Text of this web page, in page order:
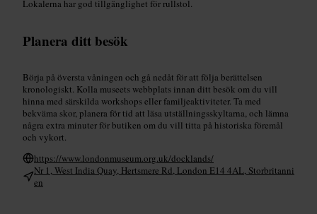
Lokalerna har god tillgänglighet för rullstol.
Planera ditt besök
Börja på översta våningen och gå nedåt för att följa berättelsen
kronologiskt. Kolla museets webbplats innan ditt besök om du vill
hinna med särskilda workshops eller familjeaktiviteter. Ta med
bekväma skor, planera för tid att läsa utställningsskyltarna, och lämna
några extra minuter för butiken om du vill titta på historiska föremål
och vykort.
https://www.londonmuseum.org.uk/docklands/
Nr 1, West India Quay, Hertsmere Rd, London E14 4AL, Storbritanni
en